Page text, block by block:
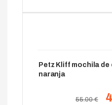
Petz Kliff mochila de
naranja
55.00 €